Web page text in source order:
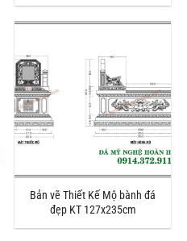
Bản vẽ Thiết Kế Mộ bành đá
đẹp KT 127x235cm